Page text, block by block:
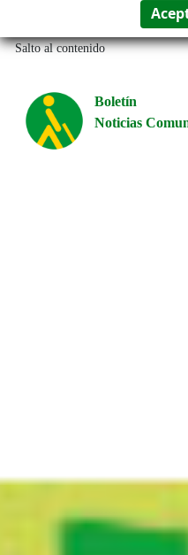
Salto al contenido
Boletín
Noticias